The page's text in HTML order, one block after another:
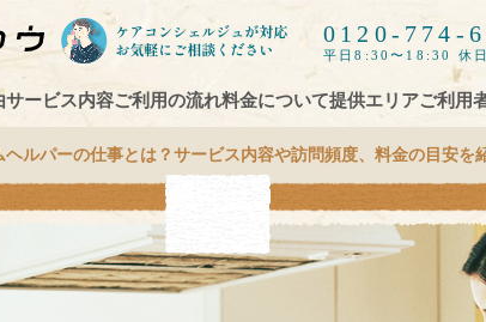
0120-774-
平日8:30〜18:30 休
サービス内容ご利用の流れ料金について提供エリアご利用
ルパーの仕事とは？サービス内容や訪問頻度、料金の目安を